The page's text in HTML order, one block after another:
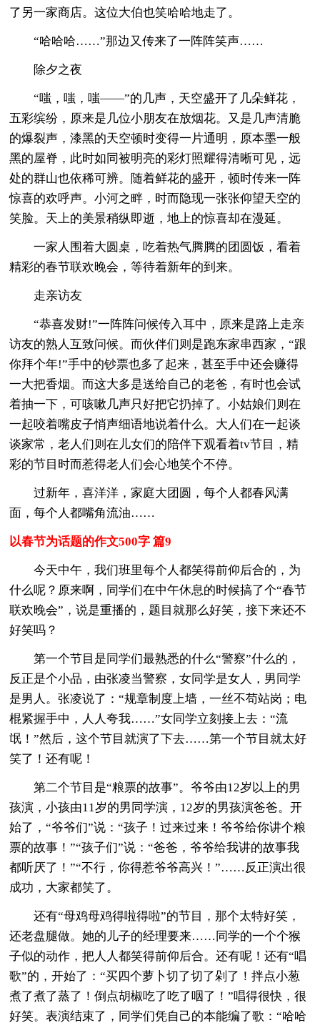
了另一家商店。这位大伯也笑哈哈地走了。
“哈哈哈……”那边又传来了一阵阵笑声……
除夕之夜
“嗤，嗤，嗤——”的几声，天空盛开了几朵鲜花，
五彩缤纷，原来是几位小朋友在放烟花。又是几声清脆
的爆裂声，漆黑的天空顿时变得一片通明，原本墨一般
黑的屋脊，此时如同被明亮的彩灯照耀得清晰可见，远
处的群山也依稀可辨。随着鲜花的盛开，顿时传来一阵
惊喜的欢呼声。小河之畔，时而隐现一张张仰望天空的
笑脸。天上的美景稍纵即逝，地上的惊喜却在漫延。
一家人围着大圆桌，吃着热气腾腾的团圆饭，看着
精彩的春节联欢晚会，等待着新年的到来。
走亲访友
“恭喜发财!”一阵阵问候传入耳中，原来是路上走亲
访友的熟人互致问候。而伙伴们则是跑东家串西家，“跟
你拜个年!”手中的钞票也多了起来，甚至手中还会赚得
一大把香烟。而这大多是送给自己的老爸，有时也会试
着抽一下，可咳嗽几声只好把它扔掉了。小姑娘们则在
一起咬着嘴皮子悄声细语地说着什么。大人们在一起谈
谈家常，老人们则在儿女们的陪伴下观看着tv节目，精
彩的节目时而惹得老人们会心地笑个不停。
过新年，喜洋洋，家庭大团圆，每个人都春风满
面，每个人都嘴角流油……
以春节为话题的作文500字 篇9
今天中午，我们班里每个人都笑得前仰后合的，为
什么呢？原来啊，同学们在中午休息的时候搞了个“春节
联欢晚会”，说是重播的，题目就那么好笑，接下来还不
好笑吗？
第一个节目是同学们最熟悉的什么“警察”什么的，
反正是个小品，由张凌当警察，女同学是女人，男同学
是男人。张凌说了：“规章制度上墙，一丝不苟站岗；电
棍紧握手中，人人夸我……”女同学立刻接上去：“流
氓！”然后，这个节目就演了下去……第一个节目就太好
笑了！还有呢！
第二个节目是“粮票的故事”。爷爷由12岁以上的男
孩演，小孩由11岁的男同学演，12岁的男孩演爸爸。开
始了，“爷爷们”说：“孩子！过来过来！爷爷给你讲个粮
票的故事！”“孩子们”说：“爸爸，爷爷给我讲的故事我
都听厌了！”“不行，你得惹爷爷高兴！”……反正演出很
成功，大家都笑了。
还有“母鸡母鸡得啦得啦”的节目，那个太特好笑，
还老盘腿做。她的儿子的经理要来……同学的一个个猴
子似的动作，把人人都笑得前仰后合。还有呢！还有“唱
歌”的，开始了：“买四个萝卜切了切了剁了！拌点小葱
煮了煮了蒸了！倒点胡椒吃了吃了咽了！”唱得很快，很
好笑。表演结束了，同学们凭自己的本能编了歌：“哈哈